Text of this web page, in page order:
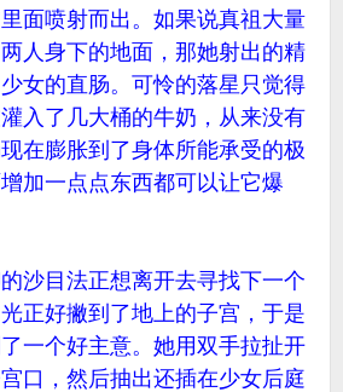
面喷射而出。如果说真祖大量
人身下的地面，那她射出的精
女的直肠。可怜的落星只觉得
入了几大桶的牛奶，从来没有
在膨胀到了身体所能承受的极
加一点点东西都可以让它爆
目法正想离开去寻找下一个
正好撇到了地上的子宫，于是
一个好主意。她用双手拉扯开
口，然后抽出还插在少女后庭